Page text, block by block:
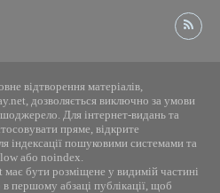
відтворення матеріалів,
дозволяється виключно за умови
Для інтернет-видань та
пряме, відкрите
індексації пошуковими системами та
або noindex.
бути розміщене у видимій частині
першому абзаці публікації, щоб